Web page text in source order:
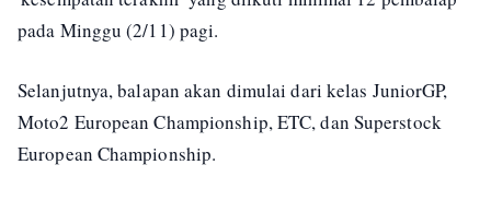
pada Minggu (2/11) pagi.
Selanjutnya, balapan akan dimulai dari kelas JuniorGP,
Moto2 European Championship, ETC, dan Superstock
European Championship.